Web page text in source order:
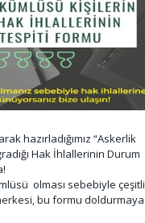
hazırladığımız “Askerlik
Hak İhlallerinin Durum
olması sebebiyle çeşitli
bu formu doldurmaya